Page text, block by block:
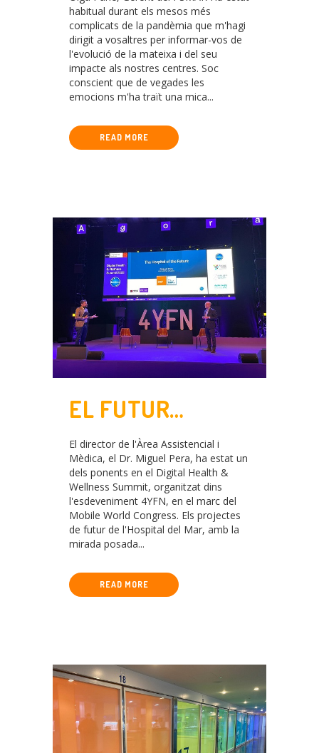
ACONSEGUIT EL
FINANÇAMENT DE
LES OBRES
habitual durant els mesos més
complicats de la pandèmia que m'hagi
dirigit a vosaltres per informar-vos de
l'evolució de la mateixa i del seu
impacte als nostres centres. Soc
conscient que de vegades les
emocions m'ha traït una mica...
READ MORE
EL FUTUR
HOSPITAL DEL
MAR AL MOBILE
WORLD
CONGRESS
El director de l'Àrea Assistencial i
Mèdica, el Dr. Miguel Pera, ha estat un
dels ponents en el Digital Health &
Wellness Summit, organitzat dins
l'esdeveniment 4YFN, en el marc del
Mobile World Congress. Els projectes
de futur de l'Hospital del Mar, amb la
mirada posada...
READ MORE